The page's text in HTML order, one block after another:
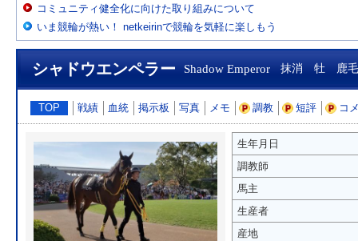
コミュニティ健全化に向けた取り組みについて
いま競輪が熱い！ netkeirinで競輪を気軽に楽しもう
シャドウエンペラー Shadow Emperor 抹消 牡 鹿毛
TOP 戦績 血統 掲示板 写真 メモ 調教 短評 コ
生年月日
調教師
馬主
生産者
産地